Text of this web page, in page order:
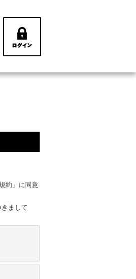
約」に同意
まして